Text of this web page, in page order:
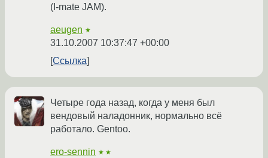
(I-mate JAM).
aeugen ★
31.10.2007 10:37:47 +00:00
Ссылка
Четыре года назад, когда у меня был
вендовый наладонник, нормально всё
работало. Gentoo.
ero-sennin ★★